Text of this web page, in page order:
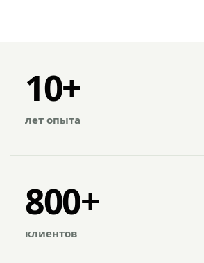
10+
лет опыта
800+
клиентов